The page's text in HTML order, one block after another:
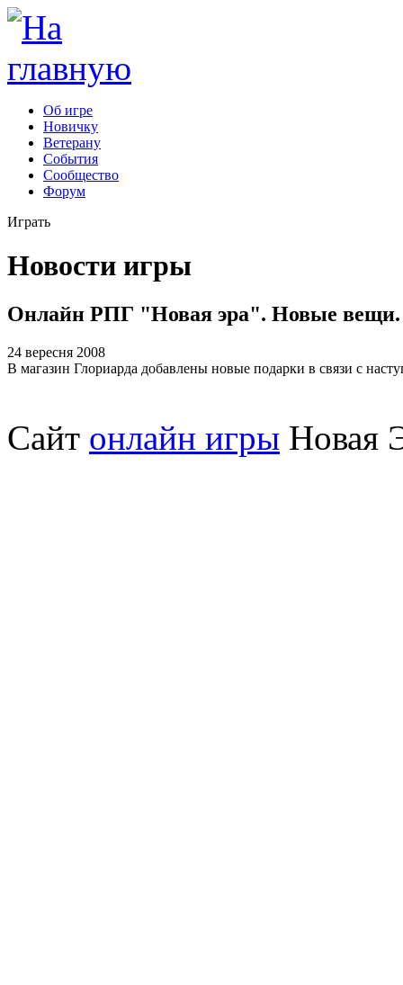
Об игре
Новичку
Ветерану
События
Сообщество
Форум
Играть
Новости игры
Онлайн РПГ "Новая эра". Новые вещи.
24 вересня 2008
В магазин Глориарда добавлены новые подарки в связи с
Сайт онлайн игры Новая